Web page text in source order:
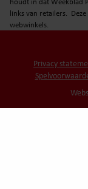
links van retailers.
webwinkels.
Privacy